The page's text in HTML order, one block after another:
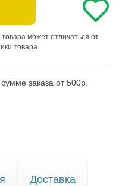
может отличаться от
товара.
заказа от 500р.
Доставка